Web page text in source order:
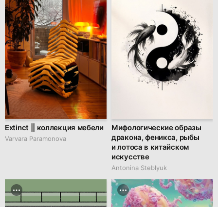
Extinct || коллекция мебели
Varvara Paramonova
Мифологические образы
дракона, феникса, рыбы
и лотоса в китайском
искусстве
Antonina Steblyuk